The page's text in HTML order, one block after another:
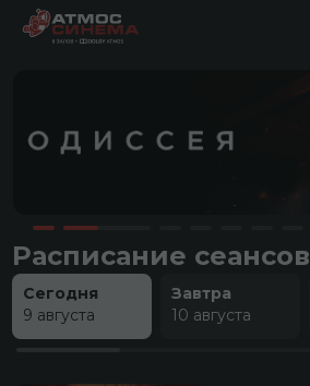
Расписание сеансов
Сегодня
9 августа
Завтра
10 августа